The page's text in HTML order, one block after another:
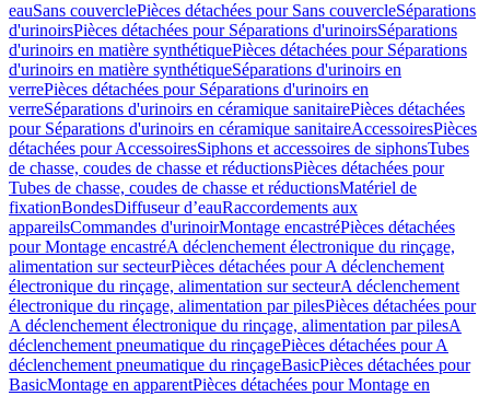
eauSans couverclePièces détachées pour Sans couvercleSéparations
d'urinoirsPièces détachées pour Séparations d'urinoirsSéparations
d'urinoirs en matière synthétiquePièces détachées pour Séparations
d'urinoirs en matière synthétiqueSéparations d'urinoirs en
verrePièces détachées pour Séparations d'urinoirs en
verreSéparations d'urinoirs en céramique sanitairePièces détachées
pour Séparations d'urinoirs en céramique sanitaireAccessoiresPièces
détachées pour AccessoiresSiphons et accessoires de siphonsTubes
de chasse, coudes de chasse et réductionsPièces détachées pour
Tubes de chasse, coudes de chasse et réductionsMatériel de
fixationBondesDiffuseur d’eauRaccordements aux
appareilsCommandes d'urinoirMontage encastréPièces détachées
pour Montage encastréA déclenchement électronique du rinçage,
alimentation sur secteurPièces détachées pour A déclenchement
électronique du rinçage, alimentation sur secteurA déclenchement
électronique du rinçage, alimentation par pilesPièces détachées pour
A déclenchement électronique du rinçage, alimentation par pilesA
déclenchement pneumatique du rinçagePièces détachées pour A
déclenchement pneumatique du rinçageBasicPièces détachées pour
BasicMontage en apparentPièces détachées pour Montage en